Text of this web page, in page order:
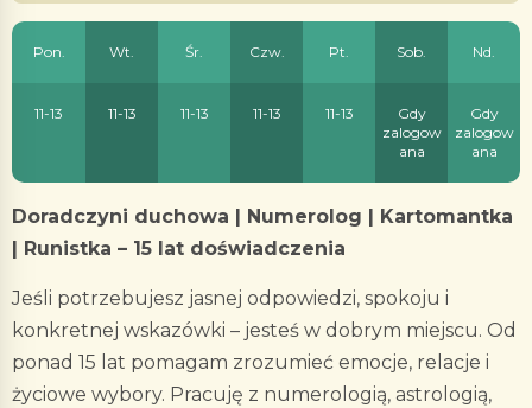
Pon. Wt. Śr. Czw. Pt. Sob. Nd.
11-13 11-13 11-13 11-13 11-13
Gdy
zalogow
ana
Gdy
zalogow
ana
Doradczyni duchowa | Numerolog | Kartomantka
| Runistka – 15 lat doświadczenia
Jeśli potrzebujesz jasnej odpowiedzi, spokoju i
konkretnej wskazówki – jesteś w dobrym miejscu. Od
ponad 15 lat pomagam zrozumieć emocje, relacje i
życiowe wybory. Pracuję z numerologią, astrologią,